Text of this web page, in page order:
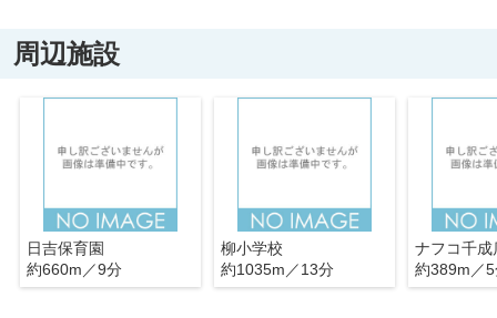
周辺施設
日吉保育園
約660m／9分
柳小学校
約1035m／13分
ナフコ千成
約389m／